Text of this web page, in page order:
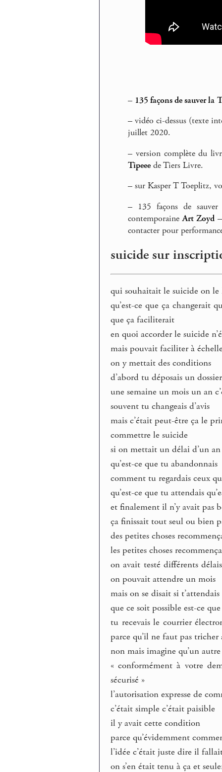
– 135 façons de sauver la
– vidéo ci-dessus (texte
juillet 2020.
– version complète du
Tipeee de Tiers Livre.
– sur Kasper T Toeplitz,
– 135 façons de
contemporaineArt Zoyd—
contacter pour
suicide sur
qui souhaitait le suicide on
qu’est-ce que ça changerait
que ça faciliterait
en quoi accorder le suicide
mais pouvait faciliter à
on y mettait des conditions
d’abord tu déposais un
une semaine un mois un an
souvent tu changeais d’avis
mais c’était peut-être ça le
commettre le suicide
si on mettait un délai d’un
qu’est-ce que tu abandonnais
comment tu regardais ceux
qu’est-ce que tu attendais
et finalement il n’y avait pas
ça finissait tout seul ou bien
des petites choses
les petites choses
on avait testé différents
on pouvait attendre un mois
mais on se disait si
que ce soit possible est-ce
tu recevais le courrier
parce qu’il ne faut pas tricher
non mais imagine qu’un
« conformément à votre
sécurisé »
l’autorisation expresse de
c’était simple c’était paisible
il y avait cette condition
parce qu’évidemment
l’idée c’était juste dire il
on s’en était tenu à ça et